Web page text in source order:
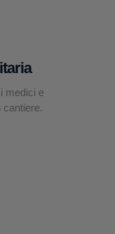
medici e
cantiere.